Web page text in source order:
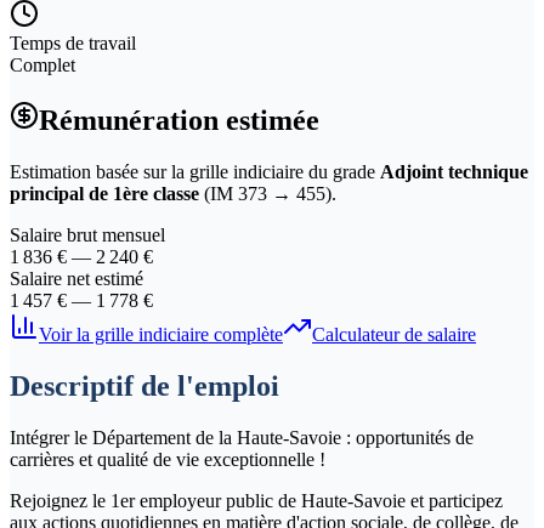
Temps de travail
Complet
Rémunération estimée
Estimation basée sur la grille indiciaire du grade Adjoint technique
principal de 1ère classe (IM 373 → 455).
Salaire brut mensuel
1 836 € — 2 240 €
Salaire net estimé
1 457 € — 1 778 €
Voir la grille indiciaire complète
Calculateur de salaire
Descriptif de l'emploi
Intégrer le Département de la Haute-Savoie : opportunités de
carrières et qualité de vie exceptionnelle !
Rejoignez le 1er employeur public de Haute-Savoie et participez
aux actions quotidiennes en matière d'action sociale, de collège, de